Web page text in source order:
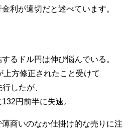
利が適切だと述べています。
るドル円は伸び悩んでいる。
方修正されたこと受けて
したが、
円前半に失速。
商いのなか仕掛け的な売りに注